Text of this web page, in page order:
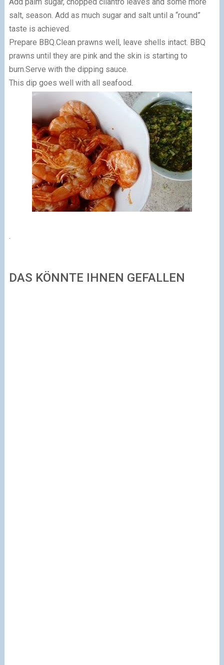
salt, season. Add as much sugar and salt until a “round”
taste is achieved.
Prepare BBQ.Clean prawns well, leave shells intact. BBQ
prawns until they are pink and the skin is starting to
burn.Serve with the dipping sauce.
This dip goes well with all seafood.
.
DAS KÖNNTE IHNEN GEFALLEN